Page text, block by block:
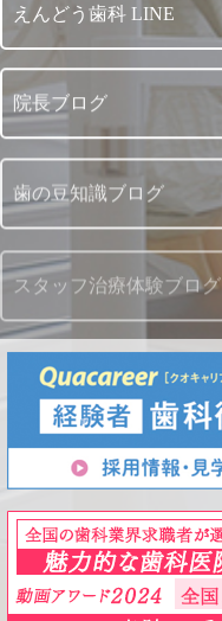
えんどう歯科 LINE
院長ブログ
歯の豆知識ブログ
スタッフ治療体験ブログ